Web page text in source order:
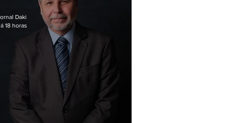
Daki
18 horas